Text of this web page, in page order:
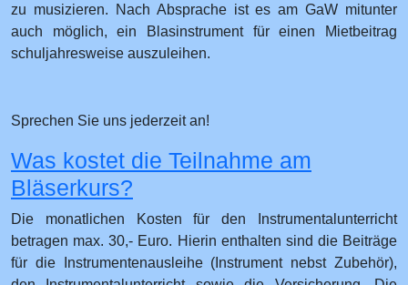
zu musizieren. Nach Absprache ist es am GaW mitunter
auch möglich, ein Blasinstrument für einen Mietbeitrag
schuljahresweise auszuleihen.
Sprechen Sie uns jederzeit an!
Was kostet die Teilnahme am
Bläserkurs?
Die monatlichen Kosten für den Instrumentalunterricht
betragen max. 30,- Euro. Hierin enthalten sind die Beiträge
für die Instrumentenausleihe (Instrument nebst Zubehör),